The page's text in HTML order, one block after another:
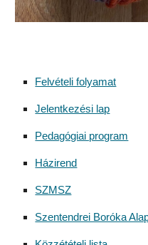
Felvételi folyamat
Jelentkezési lap
Pedagógiai program
Házirend
SZMSZ
Szentendrei Boróka